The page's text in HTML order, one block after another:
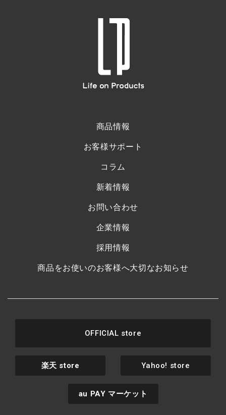
商品情報
お客様サポート
コラム
新着情報
お問い合わせ
企業情報
採用情報
商品をお使いのお客様へ大切なお知らせ
OFFICIAL store
楽天 store Yahoo! store
au PAY マーケット